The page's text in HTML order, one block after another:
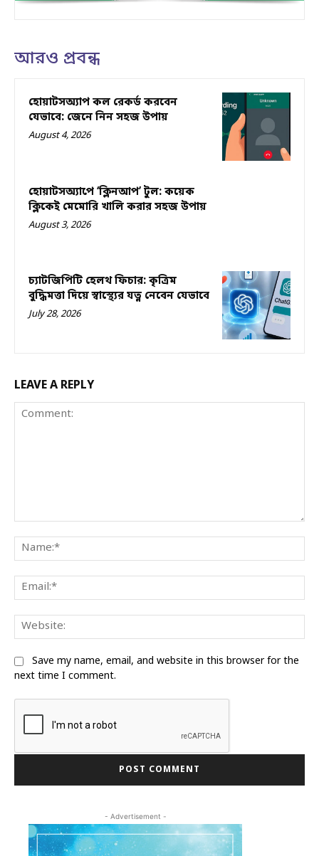
আরও প্রবন্ধ
হোয়াটসঅ্যাপ কল রেকর্ড করবেন
যেভাবে: জেনে নিন সহজ উপায়
August 4, 2026
হোয়াটসঅ্যাপে ‘ক্লিনআপ’ টুল: কয়েক
ক্লিকেই মেমোরি খালি করার সহজ উপায়
August 3, 2026
চ্যাটজিপিটি হেলথ ফিচার: কৃত্রিম
বুদ্ধিমত্তা দিয়ে স্বাস্থ্যের যত্ন নেবেন যেভাবে
July 28, 2026
LEAVE A REPLY
Save my name, email, and website in this browser for the
next time I comment.
- Advertisement -